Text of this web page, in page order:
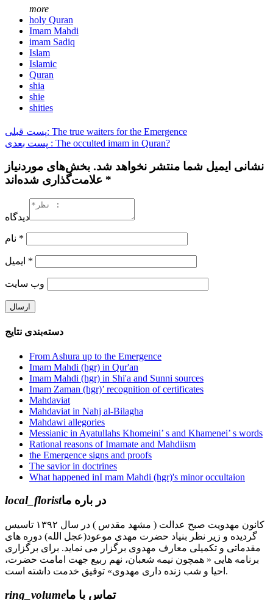
more
holy Quran
Imam Mahdi
imam Sadiq
Islam
Islamic
Quran
shia
shie
shities
پست قبلی: The true waiters for the Emergence
پست بعدی : The occulted imam in Quran?
نشانی ایمیل شما منتشر نخواهد شد. بخش‌های موردنیاز
علامت‌گذاری شده‌اند *
دیدگاه
*
*
وب‌ سایت
دسته‌بندی نتایج
From Ashura up to the Emergence
Imam Mahdi (hgr) in Qur'an
Imam Mahdi (hgr) in Shi'a and Sunni sources
Imam Zaman (hgr)’ recognition of certificates
Mahdaviat
Mahdaviat in Nahj al-Bilagha
Mahdawi allegories
Messianic in Ayatullahs Khomeini’ s and Khamenei’ s words
Rational reasons of Imamate and Mahdiism
the Emergence signs and proofs
The savior in doctrines
What happened inI mam Mahdi (hgr)'s minor occultaion
local_floristدر باره ما
کانون مهدویت صبح عدالت ( مشهد مقدس ) در سال ۱۳۹۲ تاسیس
گردیده و زیر نظر بنیاد حضرت مهدی موعود(عجل الله) دوره های
مقدماتی و تکمیلی معارف مهدوی برگزار می نماید. برای برگزاری
برنامه هایی « همچون نیمه شعبان، نهم ربیع جهت امامت حضرت،
احیا و شب زنده داری مهدوی» توفیق خدمت داشته است.
ring_volumeتماس با ما